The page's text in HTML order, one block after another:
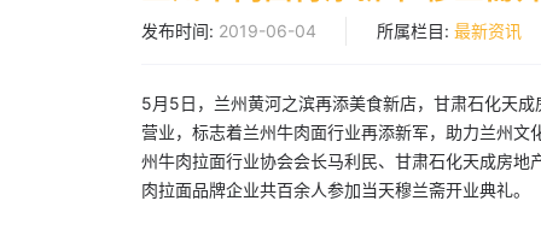
发布时间: 2019-06-04 所属栏目: 最新资讯
5月5日，兰州黄河之滨再添美食新店，甘肃石化天
营业，标志着兰州牛肉面行业再添新军，助力兰州
州牛肉拉面行业协会会长马利民、甘肃石化天成房
肉拉面品牌企业共百余人参加当天穆兰斋开业典礼。